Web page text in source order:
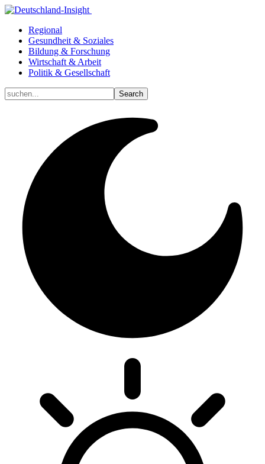
Regional
Gesundheit & Soziales
Bildung & Forschung
Wirtschaft & Arbeit
Politik & Gesellschaft